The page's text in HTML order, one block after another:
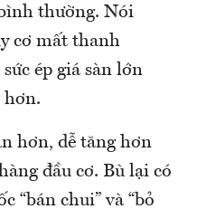
thường. Nói
cơ mất thanh
ép giá sàn lớn
hơn.
hơn, dễ tăng hơn
đầu cơ. Bù lại có
“bán chui” và “bỏ